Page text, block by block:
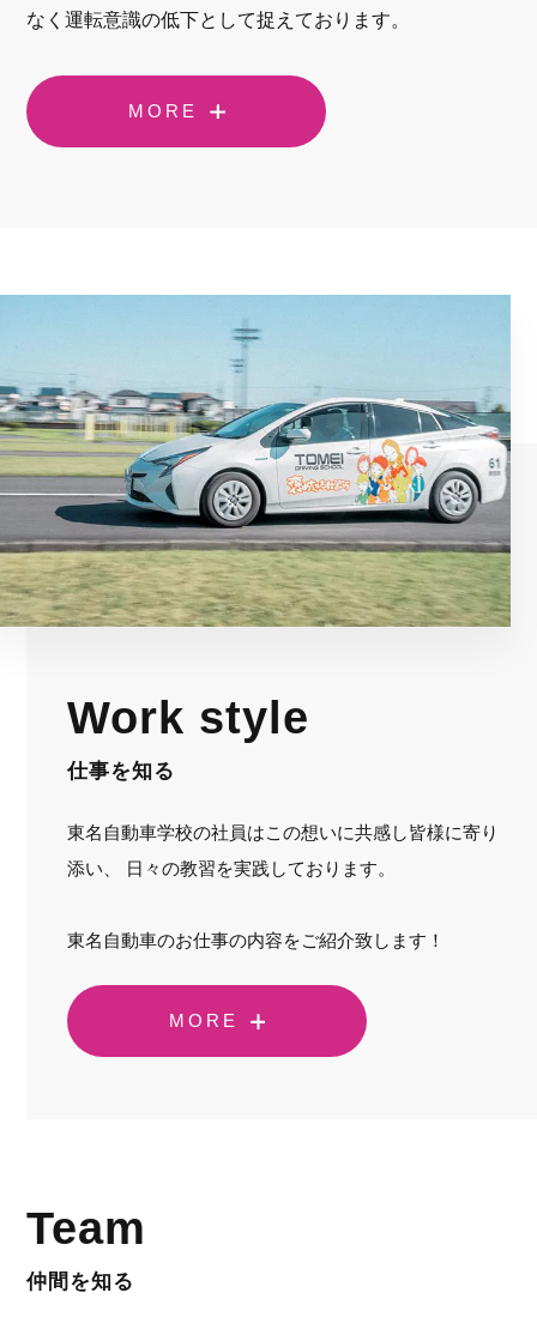
なく運転意識の低下として捉えております。
MORE
Work style
仕事を知る
東名自動車学校の社員はこの想いに共感し皆様に寄り
添い、 日々の教習を実践しております。
東名自動車のお仕事の内容をご紹介致します！
MORE
Team
仲間を知る